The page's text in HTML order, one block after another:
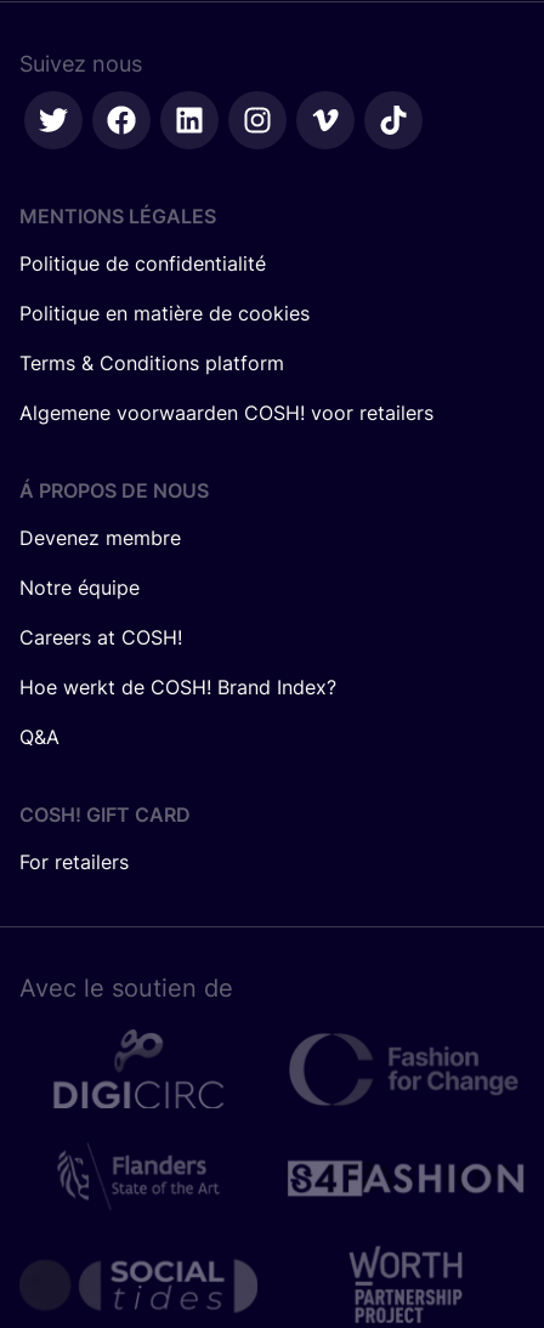
Suivez nous
MENTIONS LÉGALES
Politique de confidentialité
Politique en matière de cookies
Terms & Conditions platform
Algemene voorwaarden COSH! voor retailers
Á PROPOS DE NOUS
Devenez membre
Notre équipe
Careers at COSH!
Hoe werkt de COSH! Brand Index?
Q&A
COSH! GIFT CARD
For retailers
Avec le sou­tien de